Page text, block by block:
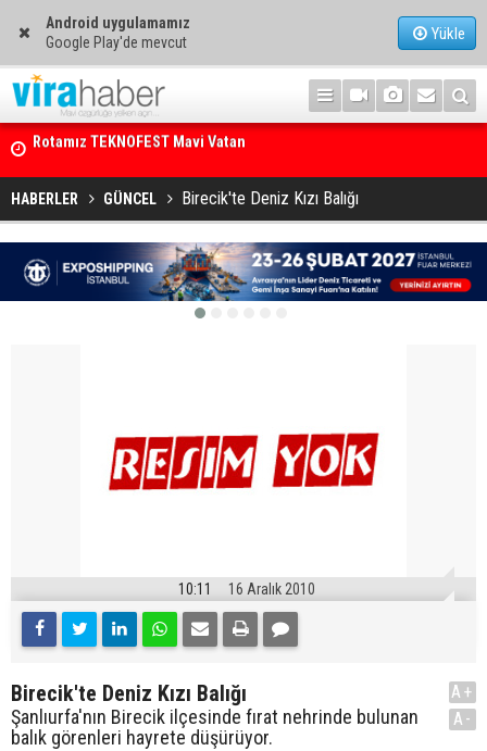
Android uygulamamız
Google Play'de mevcut
Yükle
Net Kârını Yüzde 38 Artışla 46.5 Milyon Dolar’a Yükseltti
HABERLER GÜNCEL Birecik'te Deniz Kızı Balığı
10:11 16 Aralık 2010
Birecik'te Deniz Kızı Balığı
Şanlıurfa'nın Birecik ilçesinde fırat nehrinde bulunan
balık görenleri hayrete düşürüyor.
A+
A-